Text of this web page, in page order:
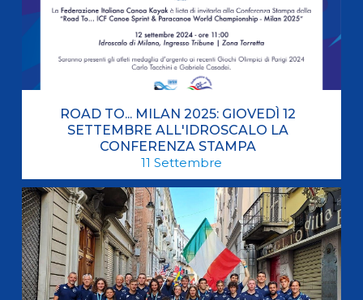
ROAD TO... MILAN 2025: GIOVEDÌ 12
SETTEMBRE ALL'IDROSCALO LA
CONFERENZA STAMPA
11 Settembre